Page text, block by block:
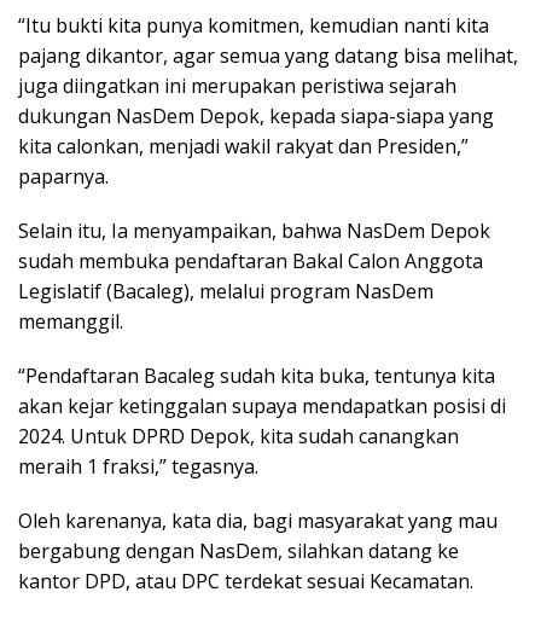
“Itu bukti kita punya komitmen, kemudian nanti kita
pajang dikantor, agar semua yang datang bisa melihat,
juga diingatkan ini merupakan peristiwa sejarah
dukungan NasDem Depok, kepada siapa-siapa yang
kita calonkan, menjadi wakil rakyat dan Presiden,”
paparnya.
Selain itu, Ia menyampaikan, bahwa NasDem Depok
sudah membuka pendaftaran Bakal Calon Anggota
Legislatif (Bacaleg), melalui program NasDem
memanggil.
“Pendaftaran Bacaleg sudah kita buka, tentunya kita
akan kejar ketinggalan supaya mendapatkan posisi di
2024. Untuk DPRD Depok, kita sudah canangkan
meraih 1 fraksi,” tegasnya.
Oleh karenanya, kata dia, bagi masyarakat yang mau
bergabung dengan NasDem, silahkan datang ke
kantor DPD, atau DPC terdekat sesuai Kecamatan.